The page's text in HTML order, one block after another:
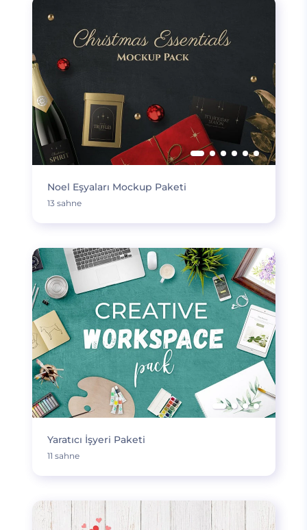
Noel Eşyaları Mockup Paketi
13 sahne
Yaratıcı İşyeri Paketi
11 sahne